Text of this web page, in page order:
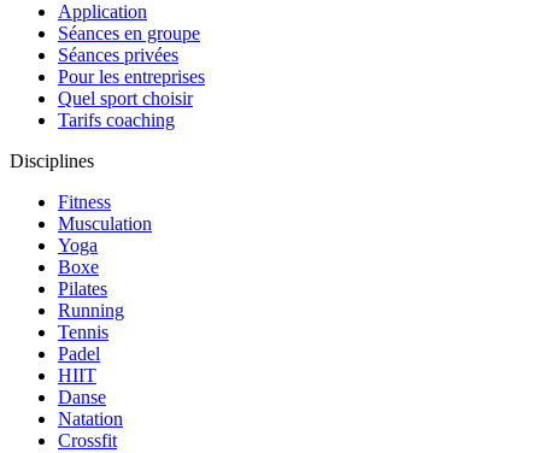
Application
Séances en groupe
Séances privées
Pour les entreprises
Quel sport choisir
Tarifs coaching
Disciplines
Fitness
Musculation
Yoga
Boxe
Pilates
Running
Tennis
Padel
HIIT
Danse
Natation
Crossfit